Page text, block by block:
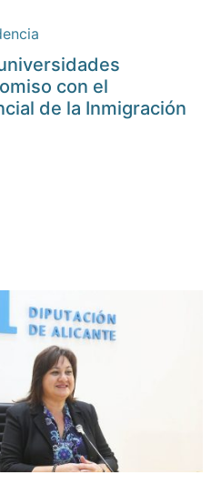
con el
de la Inmigración